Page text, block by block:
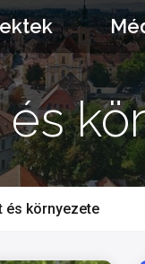
és környezete